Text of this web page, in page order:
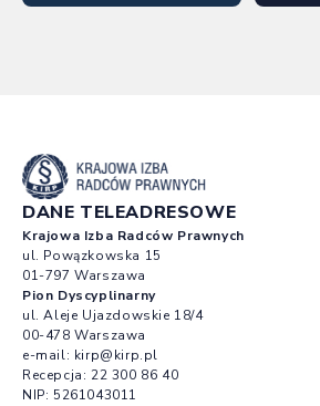
DANE TELEADRESOWE
Krajowa Izba Radców Prawnych
ul. Powązkowska 15
01-797 Warszawa
Pion Dyscyplinarny
ul. Aleje Ujazdowskie 18/4
00-478 Warszawa
e-mail: kirp@kirp.pl
Recepcja: 22 300 86 40
NIP: 5261043011